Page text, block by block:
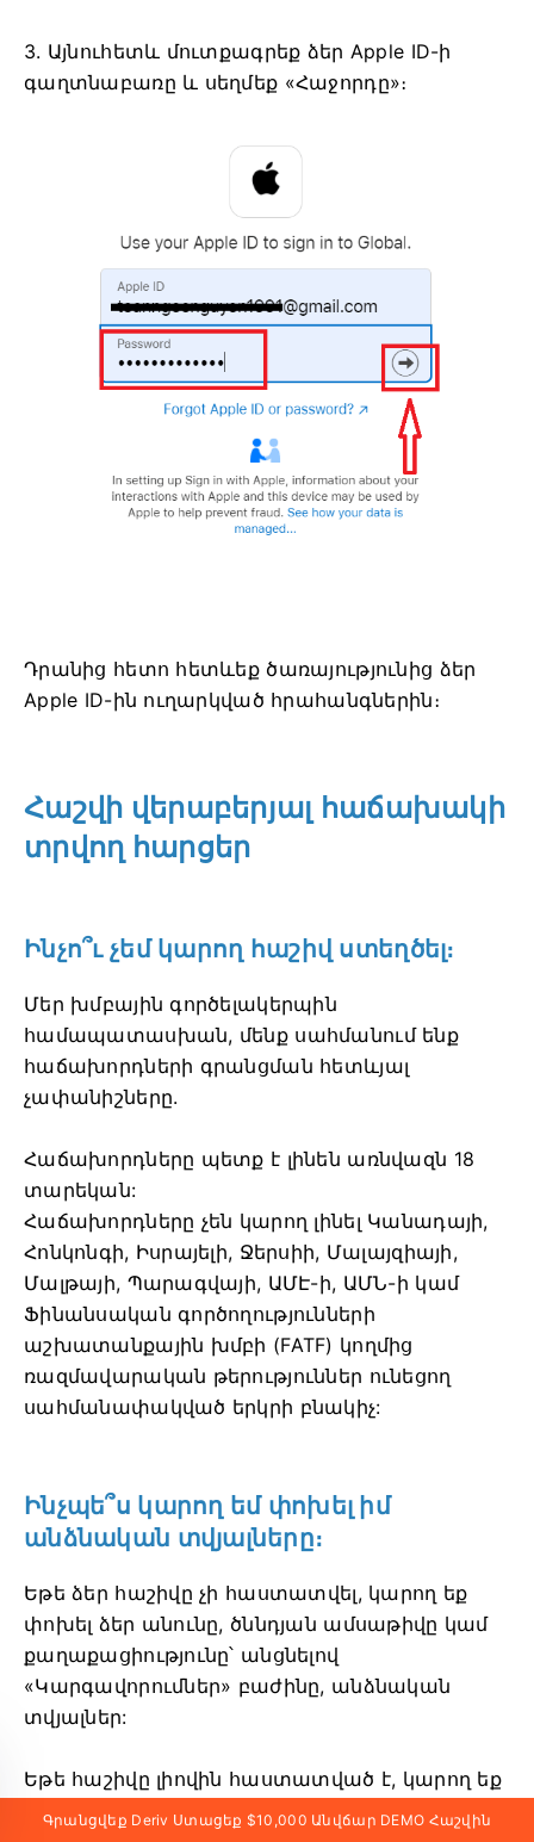
3. Այնուհետև մուտքագրեք ձեր Apple ID-ի
գաղտնաբառը և սեղմեք «Հաջորդը»։
Դրանից հետո հետևեք ծառայությունից ձեր
Apple ID-ին ուղարկված հրահանգներին։
Հաշվի վերաբերյալ հաճախակի
տրվող հարցեր
Ինչո՞ւ չեմ կարող հաշիվ ստեղծել։
Մեր խմբային գործելակերպին
համապատասխան, մենք սահմանում ենք
հաճախորդների գրանցման հետևյալ
չափանիշները.
Հաճախորդները պետք է լինեն առնվազն 18
տարեկան:
Հաճախորդները չեն կարող լինել Կանադայի,
Հոնկոնգի, Իսրայելի, Ջերսիի, Մալայզիայի,
Մալթայի, Պարագվայի, ԱՄԷ-ի, ԱՄՆ-ի կամ
Ֆինանսական գործողությունների
աշխատանքային խմբի (FATF) կողմից
ռազմավարական թերություններ ունեցող
սահմանափակված երկրի բնակիչ:
Ինչպե՞ս կարող եմ փոխել իմ
անձնական տվյալները։
Եթե ​​ձեր հաշիվը չի հաստատվել, կարող եք
փոխել ձեր անունը, ծննդյան ամսաթիվը կամ
քաղաքացիությունը՝ անցնելով
«Կարգավորումներ» բաժինը, անձնական
տվյալներ:
Եթե հաշիվը լիովին հաստատված է, կարող եք
ներկայացնել հայտ՝ պահանջելով ցանկալի
Գրանցվեք Deriv Ստացեք $10,000 Անվճար DEMO Հաշվին